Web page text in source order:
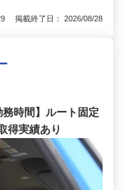
掲載終了日： 2026/08/28
務時間】ルート固定
得実績あり